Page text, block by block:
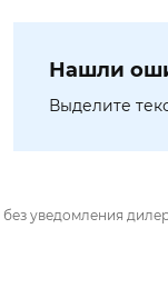
Нашли
Выделите
уведомления